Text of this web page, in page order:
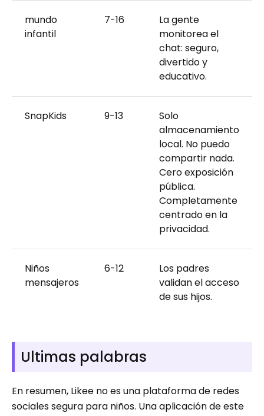
mundo
infantil
7-16
La gente
monitorea el
chat: seguro,
divertido y
educativo.
SnapKids 9-13
Solo
almacenamiento
local. No puedo
compartir nada.
Cero exposición
pública.
Completamente
centrado en la
privacidad.
Niños
mensajeros
6-12
Los padres
validan el acceso
de sus hijos.
Ultimas palabras
En resumen, Likee no es una plataforma de redes
sociales segura para niños. Una aplicación de este